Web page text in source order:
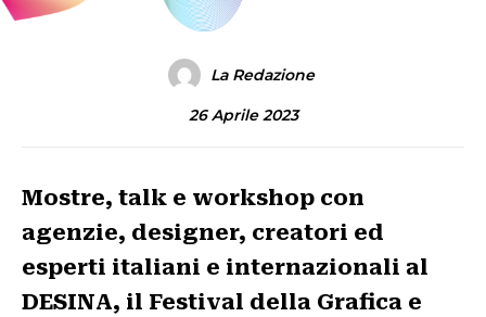
La Redazione
26 Aprile 2023
Mostre, talk e workshop con
agenzie, designer, creatori ed
esperti italiani e internazionali al
DESINA, il Festival della Grafica e